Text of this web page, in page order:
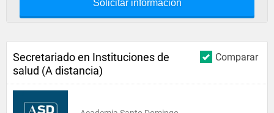
Solicitar información
Comparar
Secretariado en Instituciones de
salud (A distancia)